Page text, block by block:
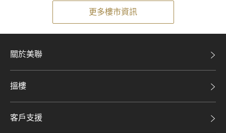
更多樓市資訊
關於美聯
美聯集團
集團動態
搵樓
二手盤
客戶支援